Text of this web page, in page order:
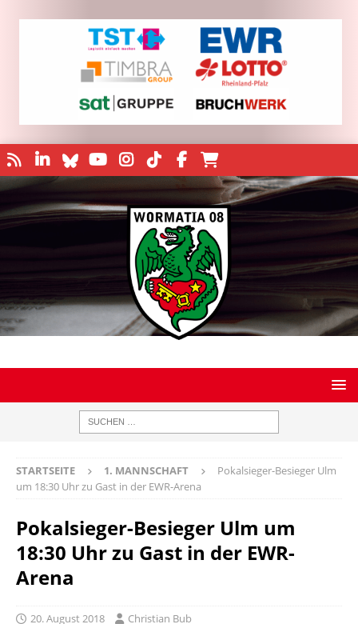
STARTSEITE 1. MANNSCHAFT
Pokalsieger-Besieger Ulm
um 18:30 Uhr zu Gast in der EWR-Arena
Pokalsieger-Besieger Ulm um
18:30 Uhr zu Gast in der EWR-
Arena
20. August 2018 Christian Bub